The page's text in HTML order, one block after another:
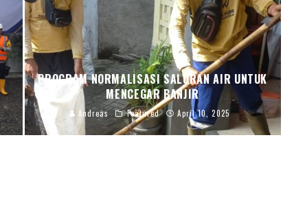
PROGRAM NORMALISASI SALURAN AIR UNTUK
MENCEGAR BANJIR
Andreas Featured April 10, 2025